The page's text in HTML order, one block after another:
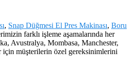
, Snap Düğmesi El Pres Makinası, Boru
farklı işleme aşamalarında her
Avustralya, Mombasa, Manchester,
için müşterilerin özel gereksinimlerini